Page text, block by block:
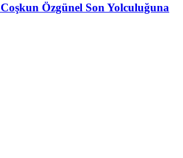
Özgünel Son Yolculuğuna